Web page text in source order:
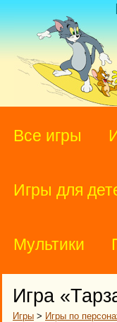
Все игры
Игры для
Мультики
Игра
Игры > Игры по